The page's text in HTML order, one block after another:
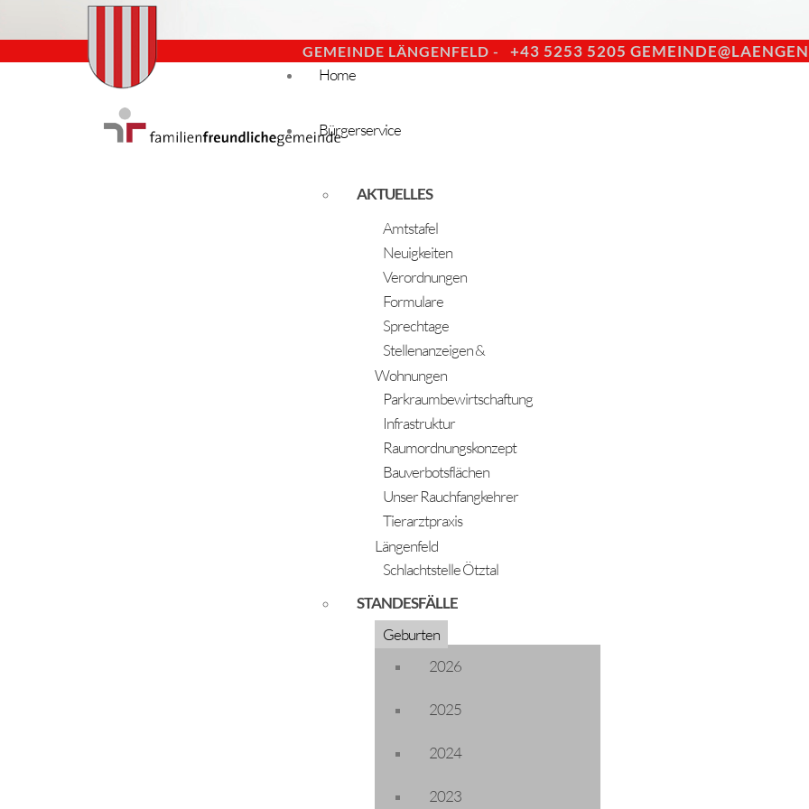
GEMEINDE LÄNGENFELD - +43 5253 5205
Home
Bürgerservice
AKTUELLES
Amtstafel
Neuigkeiten
Verordnungen
Formulare
Sprechtage
Stellenanzeigen &
Wohnungen
Parkraumbewirtschaftung
Infrastruktur
Raumordnungskonzept
Bauverbotsflächen
Unser Rauchfangkehrer
Tierarztpraxis
Längenfeld
Schlachtstelle Ötztal
STANDESFÄLLE
Geburten
2026
2025
2024
2023